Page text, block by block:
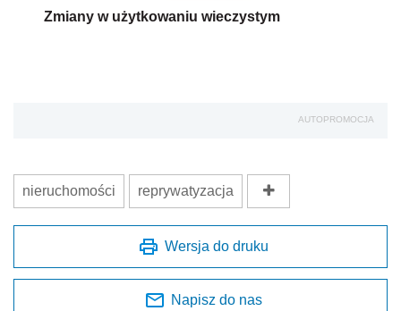
Zmiany w użytkowaniu wieczystym
AUTOPROMOCJA
nieruchomości reprywatyzacja
Wersja do druku
Napisz do nas